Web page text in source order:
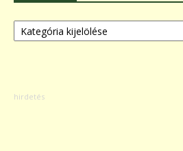
Kategóriák